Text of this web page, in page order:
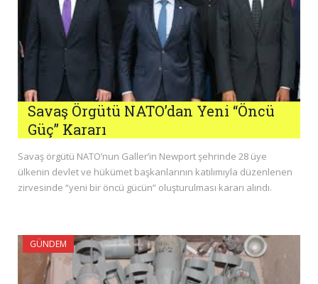
Savaş Örgütü NATO’dan Yeni “Öncü
Güç” Kararı
Savaş örgütü NATO’nun Galler’in Newport şehrinde 28 üye
ülkenin devlet ve hükümet başkanlarının katılımıyla düzenlenen
zirvesinde “yeni bir öncü gücün” oluşturulması kararı alındı.
GÜNDEM